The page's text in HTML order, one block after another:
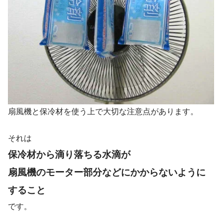
扇風機と保冷材を使う上で大切な注意点があります。
それは
保冷材から滴り落ちる水滴が
扇風機のモーター部分などにかからないように
すること
です。